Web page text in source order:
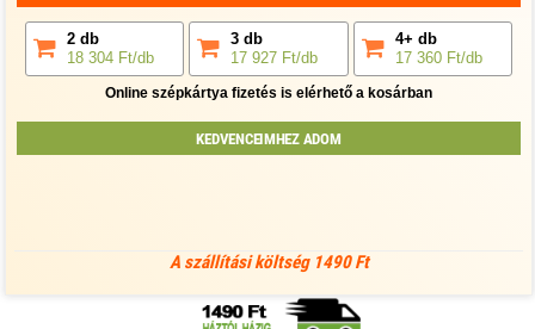
2 db
18 304 Ft/db
3 db
17 927 Ft/db
4+ db
17 360 Ft/db
Online szépkártya fizetés is elérhető a kosárban
KEDVENCEIMHEZ ADOM
A szállítási költség 1490 Ft